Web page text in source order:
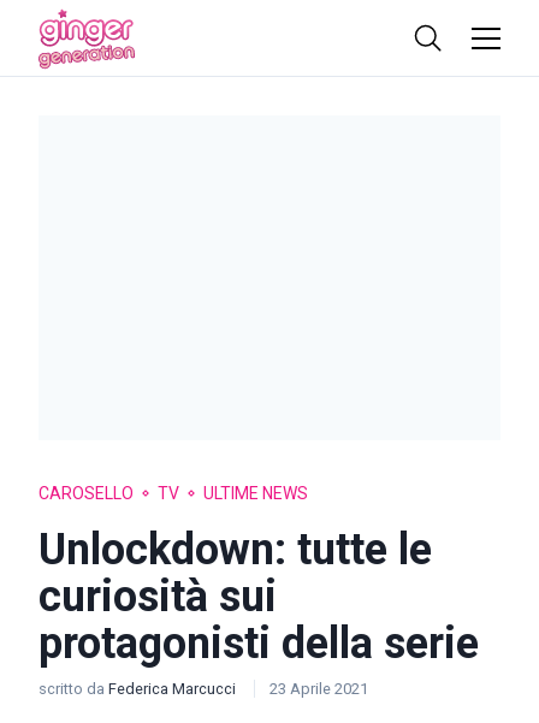
CAROSELLO TV ULTIME NEWS
Unlockdown: tutte le
curiosità sui
protagonisti della serie
scritto da Federica Marcucci 23 Aprile 2021